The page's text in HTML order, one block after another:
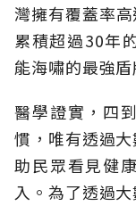
灣擁有覆蓋率
累積超過30年
能海嘯的最強盾
醫學證實，四
慣，唯有透過
助民眾看見健
入。為了透過